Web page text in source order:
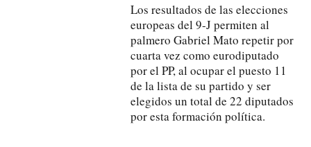
Los resultados de las elecciones
europeas del 9-J permiten al
palmero Gabriel Mato repetir por
cuarta vez como eurodiputado
por el PP, al ocupar el puesto 11
de la lista de su partido y ser
elegidos un total de 22 diputados
por esta formación política.